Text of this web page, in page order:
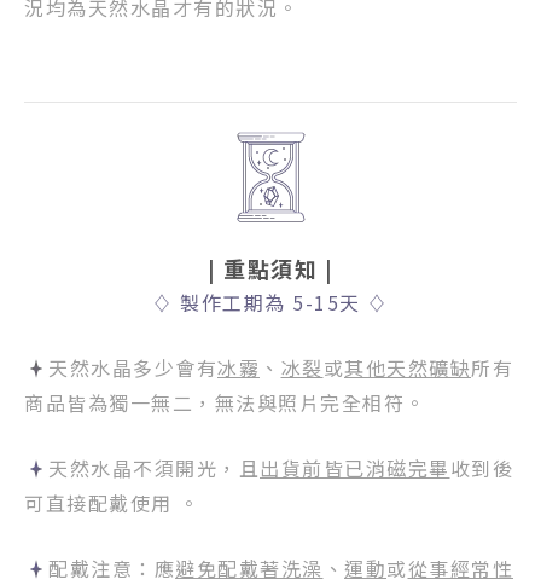
況均為天然水晶才有的狀況。
| 重點須知 |
♢ 製作工期為 5-15天 ♢
天然水晶多少會有冰霧 、 冰裂或其他天然礦缺所有
商品皆為獨一無二，無法與照片完全相符。
天然水晶不須開光，且出貨前皆已消磁完畢收到後
可直接配戴使用 。
配戴注意：應避免配戴著洗澡 、 運動或從事經常性